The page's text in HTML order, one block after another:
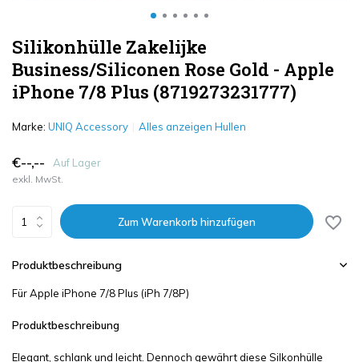
Silikonhülle Zakelijke
Business/Siliconen Rose Gold - Apple
iPhone 7/8 Plus (8719273231777)
Marke: UNIQ Accessory Alles anzeigen Hullen
€--,-- Auf Lager
exkl. MwSt.
Zum Warenkorb hinzufügen
Produktbeschreibung
Für Apple iPhone 7/8 Plus (iPh 7/8P)
Produktbeschreibung
Elegant, schlank und leicht. Dennoch gewährt diese Silkonhülle